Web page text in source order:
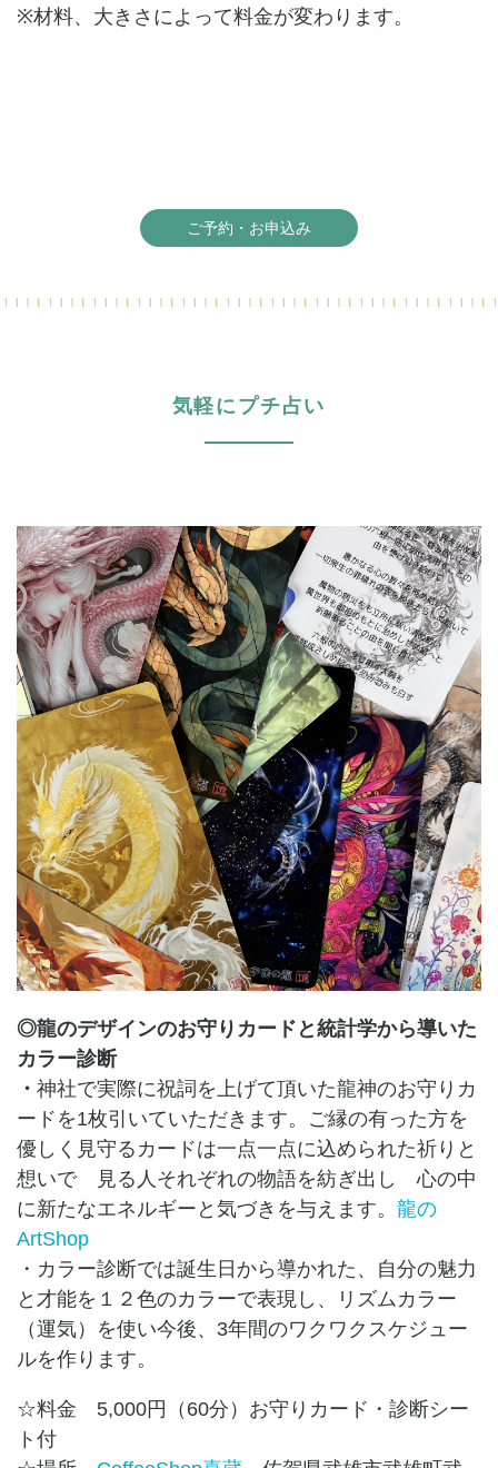
※材料、大きさによって料金が変わります。
ご予約・お申込み
気軽にプチ占い
◎龍のデザインのお守りカードと統計学から導いた
カラー診断
・ 神社で実際に祝詞を上げて頂いた龍神のお守りカ
ードを1枚引いていただきます。ご縁の有った方を
優しく見守るカードは一点一点に込められた祈りと
想いで 見る人それぞれの物語を紡ぎ出し 心の中
に新たなエネルギーと気づきを与えます。 龍の
ArtShop
・カラー診断では誕生日から導かれた、自分の魅力
と才能を１２色のカラーで表現し、リズムカラー
（運気）を使い今後、3年間のワクワクスケジュー
ルを作ります。
☆料金 5,000円（60分）お守りカード・診断シー
ト付